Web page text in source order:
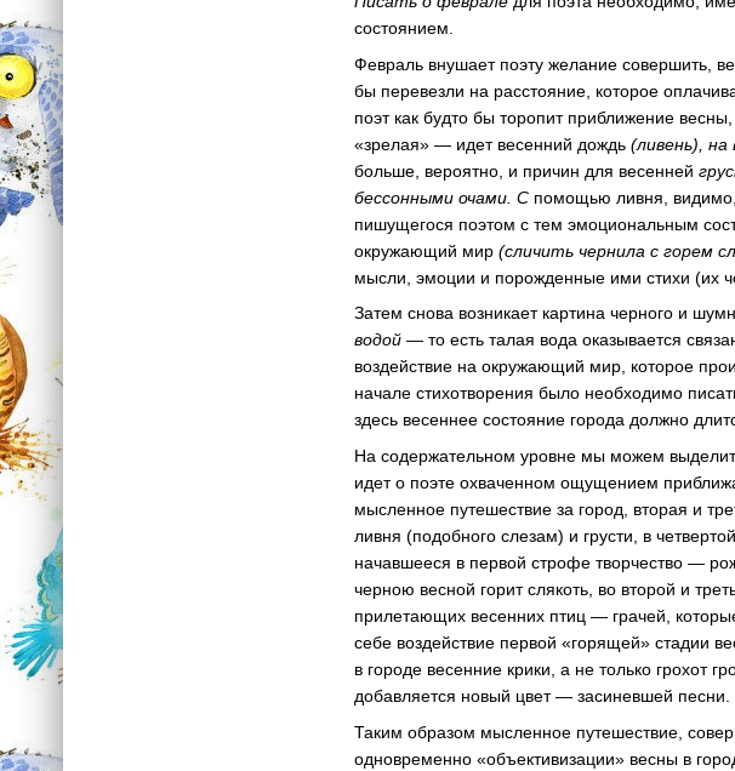
состоянием.
Февраль внушает поэту желание совершить,
бы перевезли на расстояние, которое
поэт как будто бы торопит приближение
«зрелая» — идет весенний дождь(ливень),
больше, вероятно, и причин для весенней
бессонными очами. С помощью ливня, видимо,
пишущегося поэтом с тем эмоциональным
окружающий мир(сличить чернила с горем
мысли, эмоции и порожденные ими стихи (их
Затем снова возникает картина черного и
водой — то есть талая вода оказывается
воздействие на окружающий мир, которое
начале стихотворения было необходимо
здесь весеннее состояние города должно
На содержательном уровне мы можем
идет о поэте охваченном ощущением
мысленное путешествие за город, вторая и
ливня (подобного слезам) и грусти, в
начавшееся в первой строфе творчество —
черною весной горит слякоть, во второй и
прилетающих весенних птиц — грачей,
себе воздействие первой «горящей» стадии
в городе весенние крики, а не только грохот
добавляется новый цвет — засиневшей песни.
Таким образом мысленное путешествие,
одновременно «объективизации» весны в